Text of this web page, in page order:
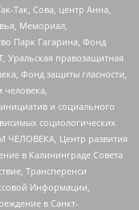
Так, Сова, центр Анна,
Мемориал,
Парк Гагарина, Фонд
правозащитная
Фонд защиты гласности,
и социального
социологических
ЧЕЛОВЕКА, Центр развития
в Калининграде Совета
Трансперенси
Информации,
в Санкт-